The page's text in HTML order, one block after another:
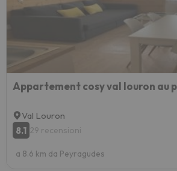
Appartement cosy val louron au
Val Louron
8.1 29 recensioni
a 8.6 km da Peyragudes